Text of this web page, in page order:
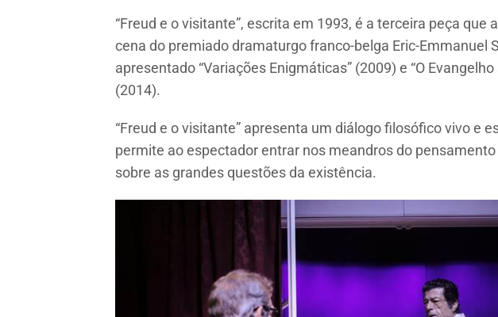
“Freud e o visitante”, escrita em 1993, é a terceira peça que
cena do premiado dramaturgo franco-belga Eric-Emmanuel
apresentado “Variações Enigmáticas” (2009) e “O
(2014).
“Freud e o visitante” apresenta um diálogo filosófico vivo e
permite ao espectador entrar nos meandros do
sobre as grandes questões da existência.